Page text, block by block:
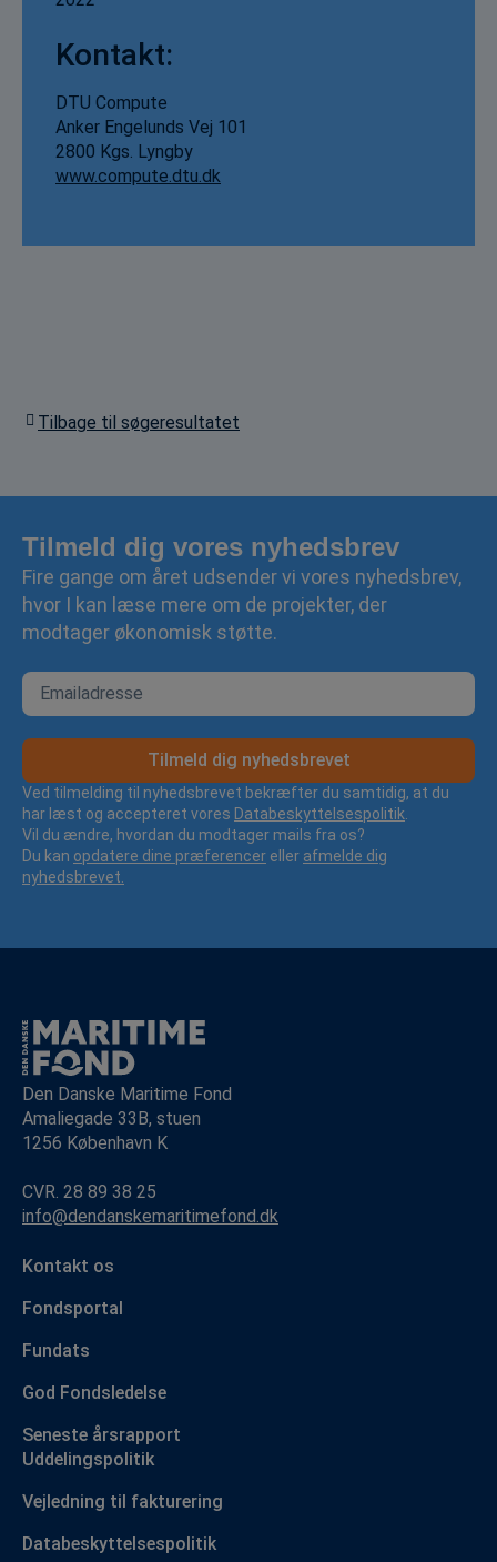
Kontakt:
DTU Compute
Anker Engelunds Vej 101
2800 Kgs. Lyngby
www.compute.dtu.dk
Tilbage til søgeresultatet
Tilmeld dig vores nyhedsbrev
Fire gange om året udsender vi vores nyhedsbrev,
hvor I kan læse mere om de projekter, der
modtager økonomisk støtte.
Tilmeld dig nyhedsbrevet
Ved tilmelding til nyhedsbrevet bekræfter du samtidig, at du
har læst og accepteret vores Databeskyttelsespolitik
Vil du ændre, hvordan du modtager mails fra os?
Du kan opdatere dine præferencer eller afmelde dig
nyhedsbrevet.
Den Danske Maritime Fond
Amaliegade 33B, stuen
1256 København K
CVR. 28 89 38 25
info@dendanskemaritimefond.dk
Kontakt os
Fondsportal
Fundats
God Fondsledelse
Seneste årsrapport
Uddelingspolitik
Vejledning til fakturering
Databeskyttelsespolitik